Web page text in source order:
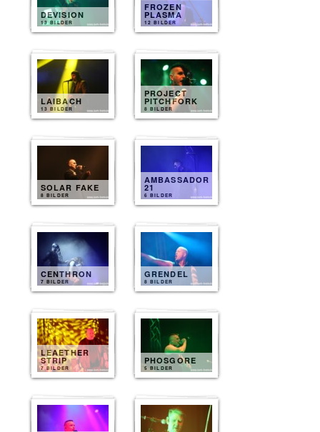
DEVISION
13 BILDER
FROZEN
PLASMA
12 BILDER
LAIBACH
13 BILDER
PROJECT
PITCHFORK
8 BILDER
SOLAR FAKE
8 BILDER
AMBASSADOR
21
6 BILDER
CENTHRON
7 BILDER
GRENDEL
8 BILDER
LEAETHER
STRIP
7 BILDER
PHOSGORE
5 BILDER